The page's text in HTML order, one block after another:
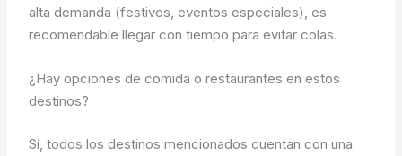
alta demanda (festivos, eventos especiales), es
recomendable llegar con tiempo para evitar colas.
¿Hay opciones de comida o restaurantes en estos
destinos?
Sí, todos los destinos mencionados cuentan con una